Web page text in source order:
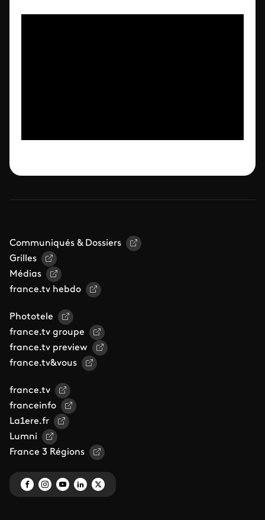
Communiqués & Dossiers
Grilles
Médias
france.tv hebdo
Phototele
france.tv groupe
france.tv preview
france.tv&vous
france.tv
franceinfo
La1ere.fr
Lumni
France 3 Régions